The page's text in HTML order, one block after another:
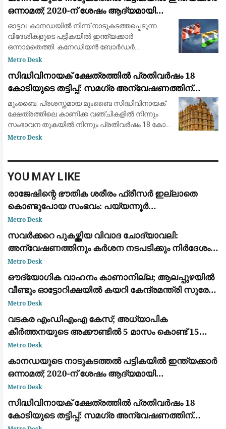
ഒന്നാമത്; 2020-ന് ശേഷം ആദ്യമായി
മെക്സിക്കോയെ മറികടന്നു
ഓട്ടവ: കാനഡയിൽ നിന്ന് നാടുകടത്തപ്പെടുന്ന
വിദേശികളുടെ പട്ടികയിൽ ഇന്ത്യക്കാർ
ഒന്നാമതെത്തി. കനേഡിയൻ ബോർഡർ
സർവീസസ് ഏജൻസി (CBSA) പുറത്തുവിട്ട പുതിയ
പൗരന്മാർക്കാണ് കാനഡ നാടുക
Metro Desk
സിദ്ധിവിനായക് ക്ഷേത്രത്തിൽ പ്രതിവർഷം 18
കോടിയുടെ തട്ടിപ്പ്: സമഗ്ര അന്വേഷണത്തിന്
ഉത്തരവിട്ട് ദേവേന്ദ്ര ഫഡ്‌നാവിസ്
മുംബൈ: പ്രശസ്തമായ മുംബൈ സിദ്ധിവിനായക്
ക്ഷേത്രത്തിലെ കാണിക്ക വഞ്ചികളിൽ നിന്നും
സംഭാവന തുകയിൽ നിന്നും പ്രതിവർഷം 18 കോടി
രൂപയോളം തട്ടിയെടുക്കുന്നുവെന്ന ഗുരുതര
Metro Desk
YOU MAY LIKE
രാജേഷിന്റെ ഭൗതിക ശരീരം ഫ്രീസർ ഇല്ലാതെ
കൊണ്ടുപോയ സംഭവം: പയ്യന്നൂർ
തഹസിൽദാറിനെ സസ്പെൻഡ് ചെയ്യാൻ
നിർദ്ദേശം
Metro Desk
സവർക്കറെ പുകഴ്ത്തിയ വിവാദ ചോദ്യാവലി:
അന്വേഷണത്തിനും കർശന നടപടിക്കും നിർദേശം
നൽകി വിദ്യാഭ്യാസ മന്ത്രി എൻ. ഷംസുദ്ദീൻ
Metro Desk
ഔദ്യോഗിക വാഹനം കാണാനില്ല; ആലപ്പുഴയിൽ
വീണ്ടും ഓട്ടോറിക്ഷയിൽ കയറി കേന്ദ്രമന്ത്രി സുരേഷ്
ഗോപി
Metro Desk
വടകര എംഡിഎംഎ കേസ്; അധ്യാപിക
കീർത്തനയുടെ അക്കൗണ്ടിൽ 5 മാസം കൊണ്ട് 15
ലക്ഷം രൂപയുടെ ഇടപാട്
Metro Desk
കാനഡയുടെ നാടുകടത്തൽ പട്ടികയിൽ ഇന്ത്യക്കാർ
ഒന്നാമത്; 2020-ന് ശേഷം ആദ്യമായി
മെക്സിക്കോയെ മറികടന്നു
Metro Desk
സിദ്ധിവിനായക് ക്ഷേത്രത്തിൽ പ്രതിവർഷം 18
കോടിയുടെ തട്ടിപ്പ്: സമഗ്ര അന്വേഷണത്തിന്